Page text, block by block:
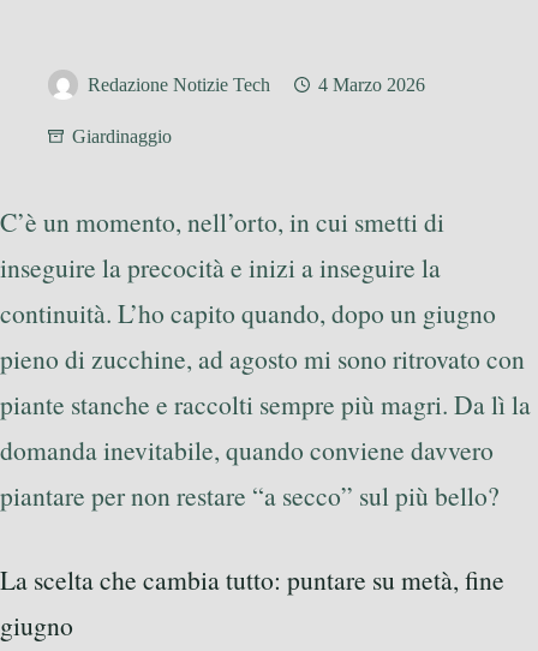
Redazione Notizie Tech 4 Marzo 2026
Giardinaggio
C’è un momento, nell’orto, in cui smetti di
inseguire la precocità e inizi a inseguire la
continuità. L’ho capito quando, dopo un giugno
pieno di zucchine, ad agosto mi sono ritrovato con
piante stanche e raccolti sempre più magri. Da lì la
domanda inevitabile, quando conviene davvero
piantare per non restare “a secco” sul più bello?
La scelta che cambia tutto: puntare su metà, fine
giugno